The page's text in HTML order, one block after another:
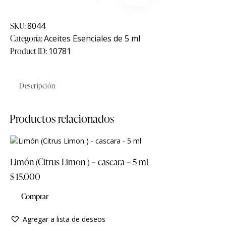
SKU:8044
Categoría:Aceites Esenciales de 5 ml
Product ID: 10781
Descripción
Productos relacionados
Limón (Citrus Limon ) – cascara – 5 ml
$15.000
Comprar
Agregar a lista de deseos